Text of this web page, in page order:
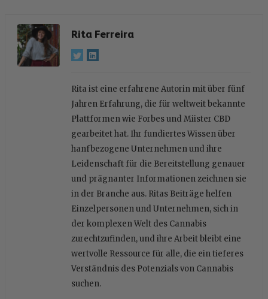
Rita Ferreira
Rita ist eine erfahrene Autorin mit über fünf
Jahren Erfahrung, die für weltweit bekannte
Plattformen wie Forbes und Miister CBD
gearbeitet hat. Ihr fundiertes Wissen über
hanfbezogene Unternehmen und ihre
Leidenschaft für die Bereitstellung genauer
und prägnanter Informationen zeichnen sie
in der Branche aus. Ritas Beiträge helfen
Einzelpersonen und Unternehmen, sich in
der komplexen Welt des Cannabis
zurechtzufinden, und ihre Arbeit bleibt eine
wertvolle Ressource für alle, die ein tieferes
Verständnis des Potenzials von Cannabis
suchen.